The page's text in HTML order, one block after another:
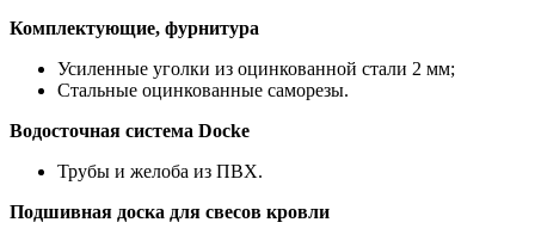
Комплектующие, фурнитура
Усиленные уголки из оцинкованной стали 2 мм;
Стальные оцинкованные саморезы.
Водосточная система Docke
Трубы и желоба из ПВХ.
Подшивная доска для свесов кровли